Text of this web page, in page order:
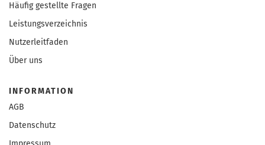
Häufig gestellte Fragen
Leistungsverzeichnis
Nutzerleitfaden
Über uns
INFORMATION
AGB
Datenschutz